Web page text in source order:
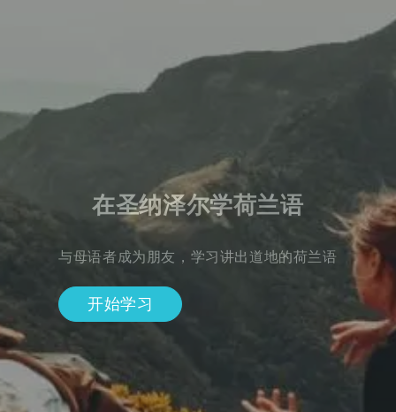
在圣纳泽尔学荷兰语
与母语者成为朋友，学习讲出道地的荷兰语
开始学习